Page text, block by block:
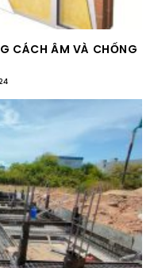
CÁCH ÂM VÀ CHỐNG